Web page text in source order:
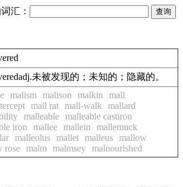
汇：
未被发现的；未知的；隐藏的。
malism malison malkin
mall
mall rat mall-walk
mallard
malleable malleable castiron
iron
mallee mallein
mallemuck
malleolus mallet malleus mallow
rose malm malmsey malnourished